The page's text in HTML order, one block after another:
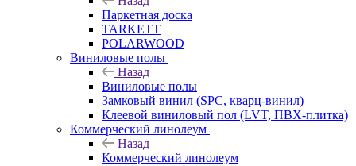
Паркетная доска
TARKETT
POLARWOOD
Виниловые полы
Назад
Виниловые полы
Замковый винил (SPC, кварц-винил)
Клеевой виниловый пол (LVT, ПВХ-плитка)
Коммерческий линолеум
Назад
Коммерческий линолеум